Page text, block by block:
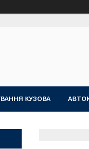
КУЗОВА